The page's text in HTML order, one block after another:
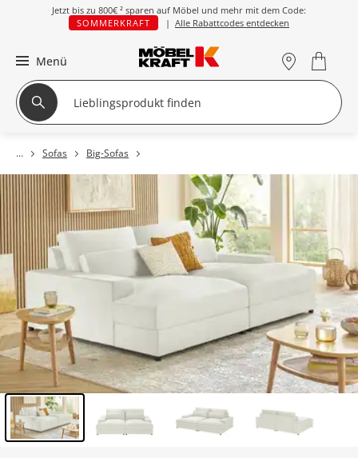
Jetzt bis zu 800€ ² sparen auf Möbel und mehr mit dem Code:
SOMMERKRAFT
| Alle Rabattcodes entdecken
Menü
Sofas Big-Sofas